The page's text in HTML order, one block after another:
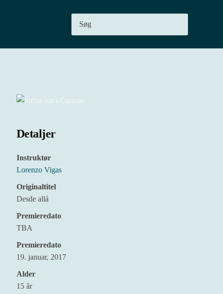
Detaljer
Instruktør
Lorenzo Vigas
Originaltitel
Desde allá
Premieredato
TBA
Premieredato
19. januar, 2017
Alder
15 år